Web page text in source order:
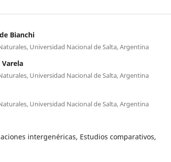
Bianchi
Universidad Nacional de Salta, Argentina
Varela
Universidad Nacional de Salta, Argentina
Universidad Nacional de Salta, Argentina
intergenéricas, Estudios comparativos,